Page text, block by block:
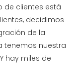
de clientes está
decidimos
de la
tenemos nuestra
hay miles de